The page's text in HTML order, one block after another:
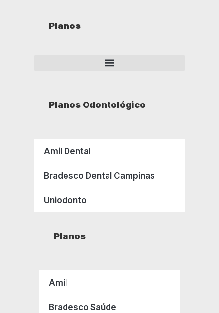
Planos
Planos Odontológico
Amil Dental
Bradesco Dental Campinas
Uniodonto
Planos
Amil
Bradesco Saúde